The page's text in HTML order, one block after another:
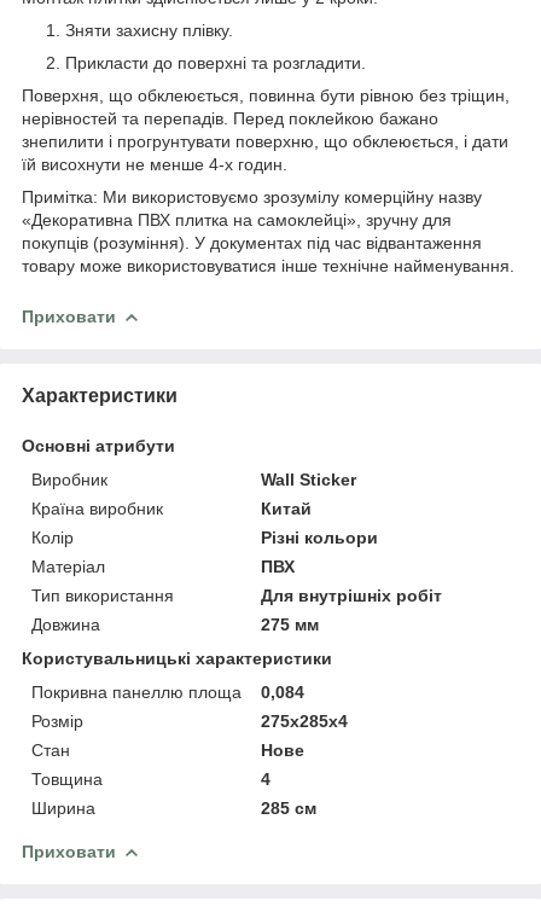
Зняти захисну плівку.
Прикласти до поверхні та розгладити.
Поверхня, що обклеюється, повинна бути рівною без тріщин,
нерівностей та перепадів. Перед поклейкою бажано
знепилити і прогрунтувати поверхню, що обклеюється, і дати
їй висохнути не менше 4-х годин.
Примітка: Ми використовуємо зрозумілу комерційну назву
«Декоративна ПВХ плитка на самоклейці», зручну для
покупців (розуміння). У документах під час відвантаження
товару може використовуватися інше технічне найменування.
Приховати
Характеристики
Основні атрибути
Виробник
Wall Sticker
Країна виробник
Китай
Колір
Різні кольори
Матеріал
ПВХ
Тип використання
Для внутрішніх робіт
Довжина
275 мм
Користувальницькі характеристики
Покривна панеллю площа
0,084
Розмір
275х285х4
Стан
Нове
Товщина
4
Ширина
285 см
Приховати